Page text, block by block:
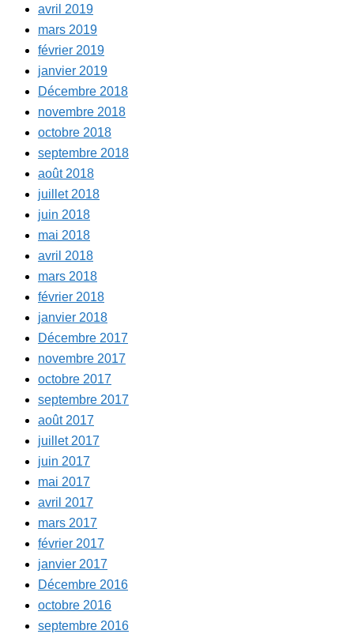
avril 2019
mars 2019
février 2019
janvier 2019
Décembre 2018
novembre 2018
octobre 2018
septembre 2018
août 2018
juillet 2018
juin 2018
mai 2018
avril 2018
mars 2018
février 2018
janvier 2018
Décembre 2017
novembre 2017
octobre 2017
septembre 2017
août 2017
juillet 2017
juin 2017
mai 2017
avril 2017
mars 2017
février 2017
janvier 2017
Décembre 2016
octobre 2016
septembre 2016